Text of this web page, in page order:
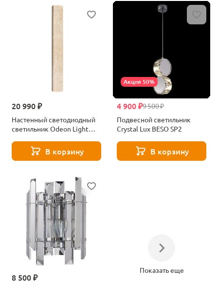
20 990 ₽
Настенный светодиодный
светильник Odeon Light
бежевый
В корзину
Акция 50%
9 500 ₽
4 900 ₽
Подвесной светильник
Crystal Lux BESO SP2
В корзину
8 500 ₽
Показать еще